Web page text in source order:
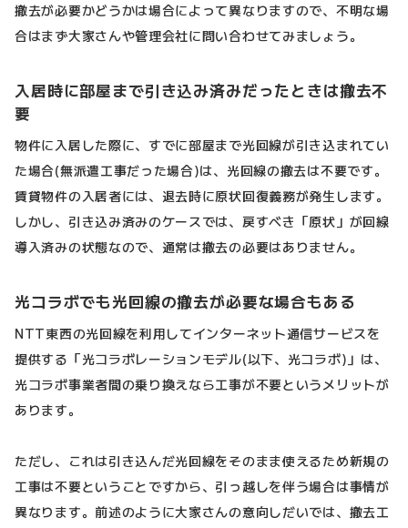
撤去が必要かどうかは場合によって異なりますので、不明な場
合はまず大家さんや管理会社に問い合わせてみましょう。
入居時に部屋まで引き込み済みだったときは撤去不
要
物件に入居した際に、すでに部屋まで光回線が引き込まれてい
た場合(無派遣工事だった場合)は、光回線の撤去は不要です。
賃貸物件の入居者には、退去時に原状回復義務が発生します。
しかし、引き込み済みのケースでは、戻すべき「原状」が回線
導入済みの状態なので、通常は撤去の必要はありません。
光コラボでも光回線の撤去が必要な場合もある
NTT東西の光回線を利用してインターネット通信サービスを
提供する「光コラボレーションモデル(以下、光コラボ)」は、
光コラボ事業者間の乗り換えなら工事が不要というメリットが
あります。
ただし、これは引き込んだ光回線をそのまま使えるため新規の
工事は不要ということですから、引っ越しを伴う場合は事情が
異なります。前述のように大家さんの意向しだいでは、撤去工